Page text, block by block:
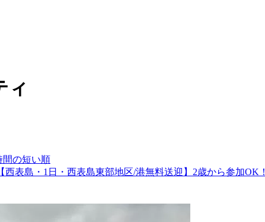
ィ
間の短い順
表島・1日・西表島東部地区/港無料送迎】2歳から参加OK！